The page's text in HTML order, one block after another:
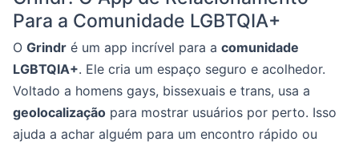
Para a Comunidade LGBTQIA+
O Grindr é um app incrível para a comunidade
LGBTQIA+. Ele cria um espaço seguro e acolhedor.
Voltado a homens gays, bissexuais e trans, usa a
geolocalização para mostrar usuários por perto. Isso
ajuda a achar alguém para um encontro rápido ou